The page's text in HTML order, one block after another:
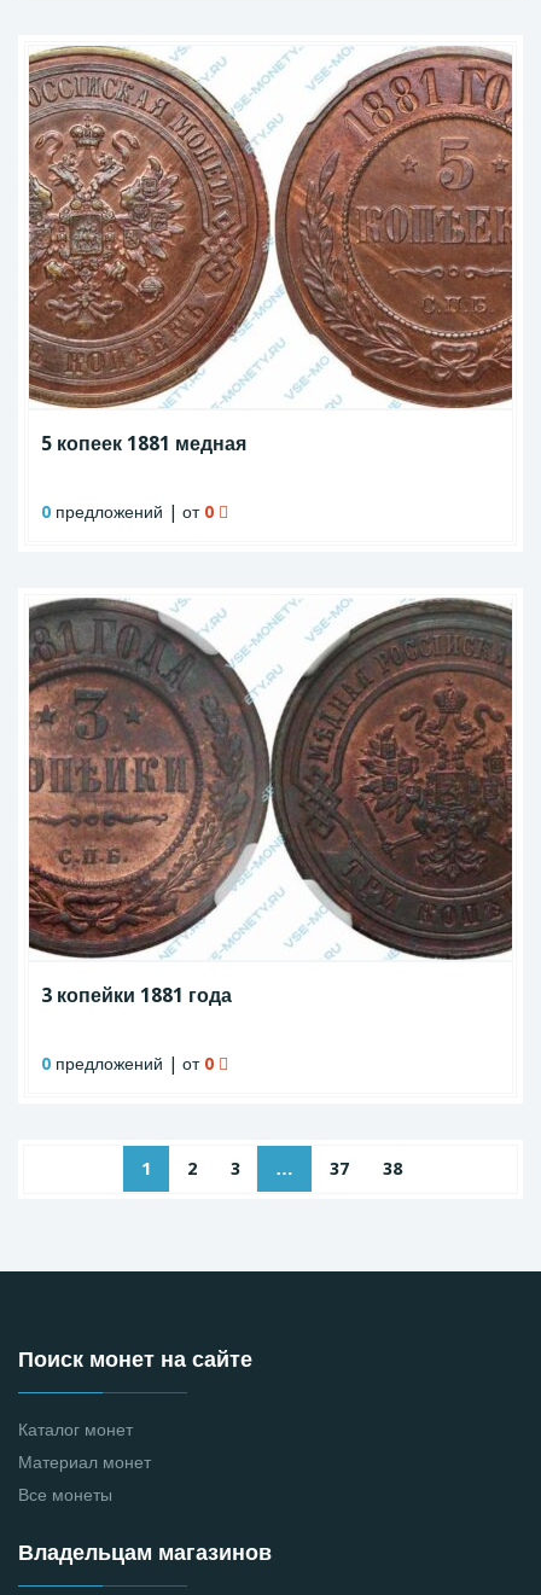
5 копеек 1881 медная
0 предложений | от 0
3 копейки 1881 года
0 предложений | от 0
1 2 3 … 37 38
Поиск монет на сайте
Каталог монет
Материал монет
Все монеты
Владельцам магазинов